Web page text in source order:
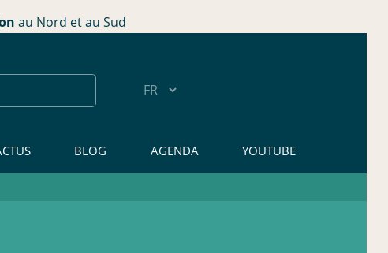
au Nord et au Sud
BLOG AGENDA YOUTUBE